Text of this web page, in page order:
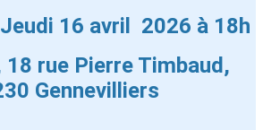
16 avril 2026 à 18h
18 rue Pierre Timbaud,
Gennevilliers